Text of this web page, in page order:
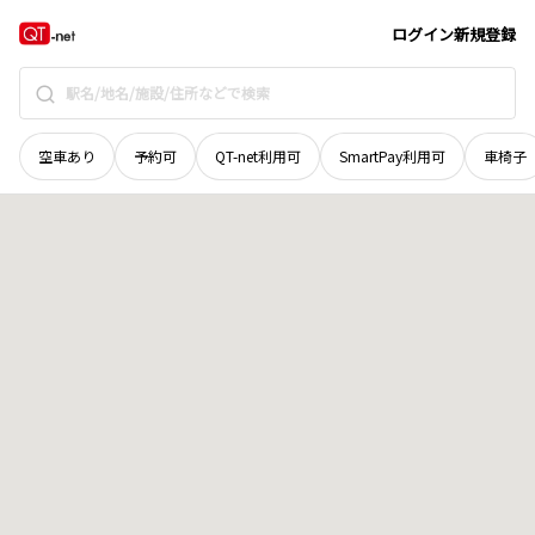
ログイン新規登録
空車あり 予約可 QT-net利用可 SmartPay利用可 車椅子
島根県